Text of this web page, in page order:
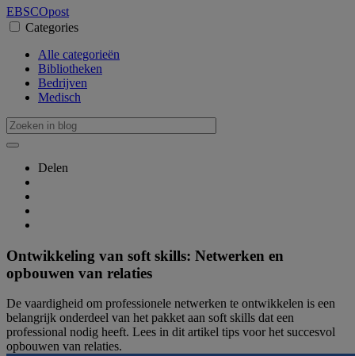
EBSCOpost
Categories
Alle categorieën
Bibliotheken
Bedrijven
Medisch
Delen
Ontwikkeling van soft skills: Netwerken en
opbouwen van relaties
De vaardigheid om professionele netwerken te ontwikkelen is een
belangrijk onderdeel van het pakket aan soft skills dat een
professional nodig heeft. Lees in dit artikel tips voor het succesvol
opbouwen van relaties.